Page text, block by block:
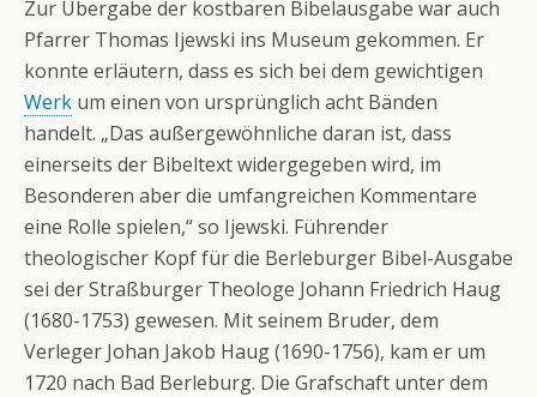
Zur Übergabe der kostbaren Bibelausgabe war auch
Pfarrer Thomas Ijewski ins Museum gekommen. Er
konnte erläutern, dass es sich bei dem gewichtigen
Werk um einen von ursprünglich acht Bänden
handelt. „Das außergewöhnliche daran ist, dass
einerseits der Bibeltext widergegeben wird, im
Besonderen aber die umfangreichen Kommentare
eine Rolle spielen,“ so Ijewski. Führender
theologischer Kopf für die Berleburger Bibel-Ausgabe
sei der Straßburger Theologe Johann Friedrich Haug
(1680-1753) gewesen. Mit seinem Bruder, dem
Verleger Johan Jakob Haug (1690-1756), kam er um
1720 nach Bad Berleburg. Die Grafschaft unter dem